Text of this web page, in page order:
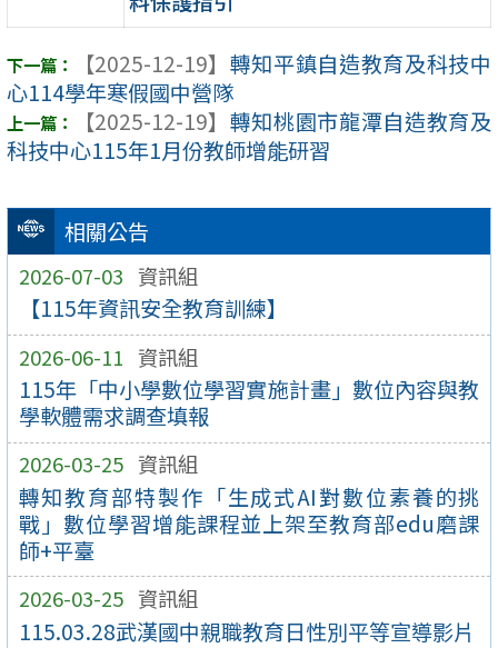
相關公告
2026-07-03 資訊組
【115年資訊安全教育訓練】
2026-06-11 資訊組
115年「中小學數位學習實施計畫」數位內容與教
學軟體需求調查填報
2026-03-25 資訊組
轉知教育部特製作「生成式AI對數位素養的挑
戰」數位學習增能課程並上架至教育部edu磨課
師+平臺
2026-03-25 資訊組
115.03.28武漢國中親職教育日性別平等宣導影片
【2025-12-19】 轉知平鎮自造教育及科技中
心114學年寒假國中營隊
【2025-12-19】 轉知桃園市龍潭自造教育及
科技中心115年1月份教師增能研習